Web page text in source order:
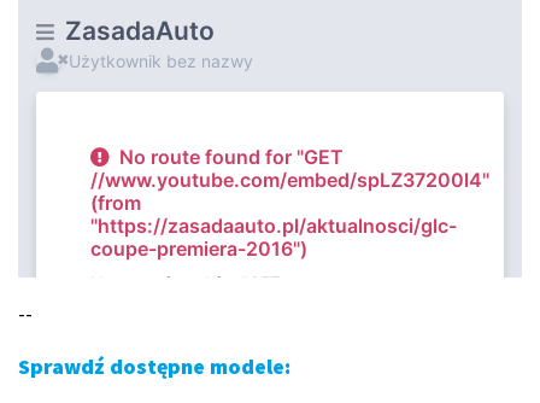
--
Sprawdź dostępne modele: